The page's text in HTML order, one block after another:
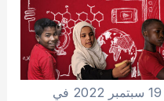
ستنعقد قمة التحول التعليمي في 19 سبتمبر 2022 في